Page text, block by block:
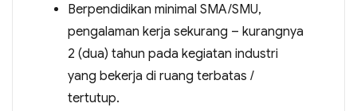
Berpendidikan minimal SMA/SMU,
pengalaman kerja sekurang – kurangnya
2 (dua) tahun pada kegiatan industri
yang bekerja di ruang terbatas /
tertutup.